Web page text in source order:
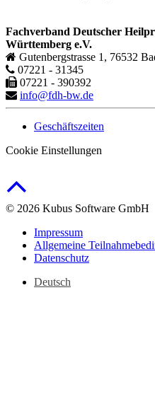
Fachverband Deutscher
Württemberg e.V.
Gutenbergstrasse 1, 76532
07221 - 31345
07221 - 390392
info@fdh-bw.de
Geschäftszeiten
Cookie Einstellungen
© 2026 Kubus Software GmbH
Impressum
Allgemeine
Datenschutz
Deutsch